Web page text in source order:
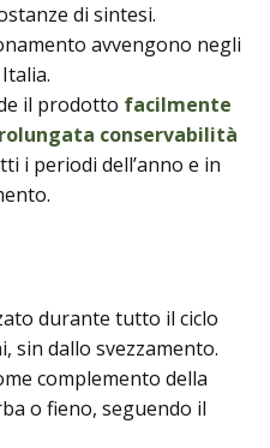
di sintesi.
avvengono negli
il prodotto facilmente
conservabilità
i periodi dell’anno e in
durante tutto il ciclo
sin dallo svezzamento.
complemento della
o fieno, seguendo il